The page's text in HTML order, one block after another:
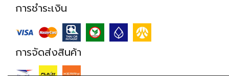
การชำระเงิน
การจัดส่งสินค้า